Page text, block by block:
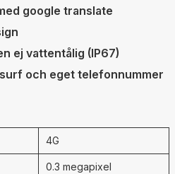
google translate
ej vattentålig (IP67)
och eget telefonnummer
4G
0.3 megapixel